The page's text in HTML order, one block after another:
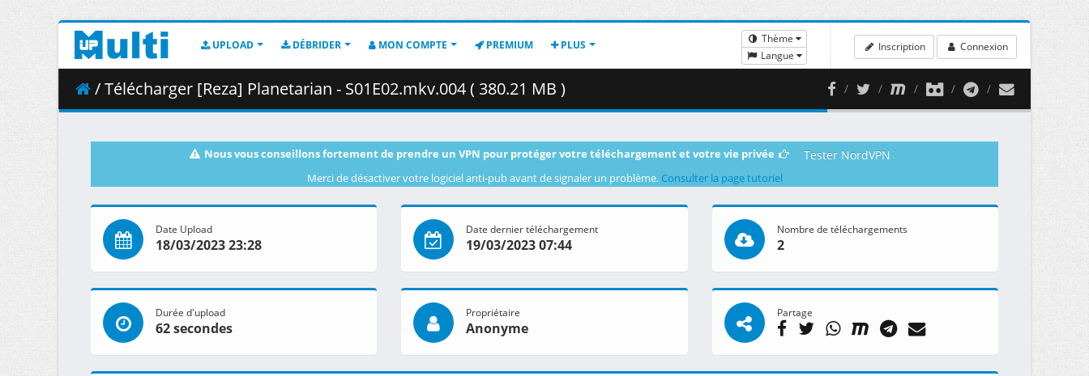
UPLOAD DÉBRIDER MON COMPTE PREMIUM PLUS
Thème
Langue
Inscription Connexion
/ Télécharger [Reza] Planetarian - S01E02.mkv.004 ( 380.21 MB )
Nous vous conseillons fortement de prendre un VPN pour protéger votre téléchargement et votre vie privée Tester NordVPN
Merci de désactiver votre logiciel anti-pub avant de signaler un problème. Consulter la page tutoriel
Date Upload
18/03/2023 23:28
Date dernier téléchargement
19/03/2023 07:44
Nombre de téléchargements
2
Durée d'upload
62 secondes
Propriétaire
Anonyme
Partage